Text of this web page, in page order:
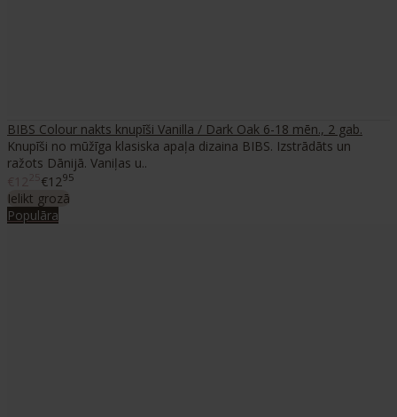
BIBS Colour nakts knupīši Vanilla / Dark Oak 6-18 mēn., 2 gab.
Knupīši no mūžīga klasiska apaļa dizaina BIBS. Izstrādāts un
ražots Dānijā. Vaniļas u..
€1295
Ielikt grozā
Populāra